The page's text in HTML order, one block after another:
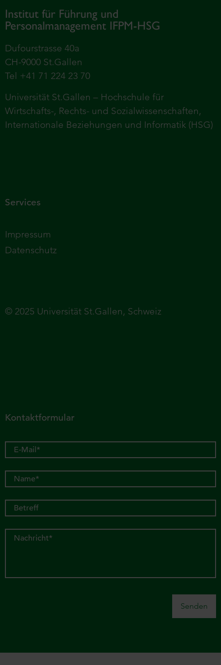
Institut für Führung und
Personalmanagement IFPM-HSG
Dufourstrasse 40a
CH-9000 St.Gallen
Tel +41 71 224 23 70
Universität St.Gallen – Hochschule für
Wirtschafts-, Rechts- und Sozialwissenschaften,
Internationale Beziehungen und Informatik (HSG)
Services
Impressum
Datenschutz
© 2025 Universität St.Gallen, Schweiz
Kontaktformular